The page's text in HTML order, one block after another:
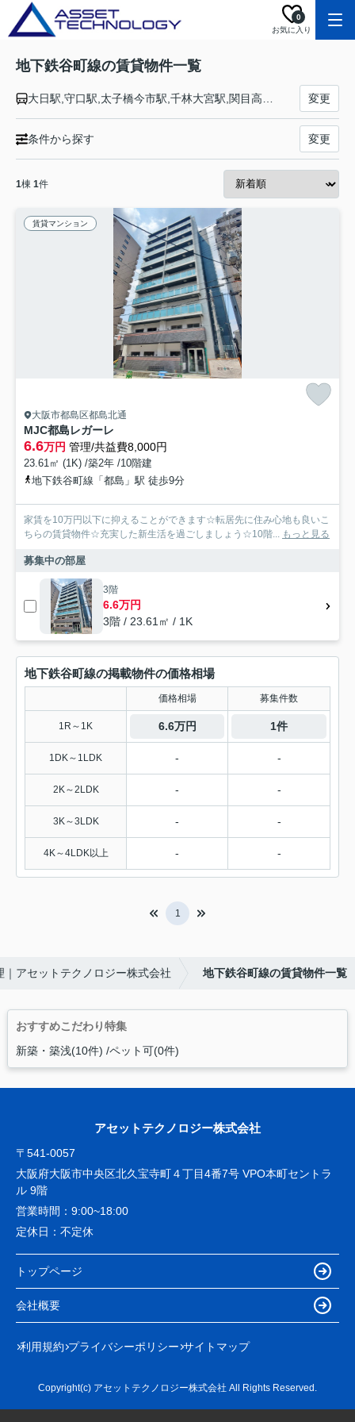
お気に入り
0
地下鉄谷町線の賃貸物件一覧
変更
条件から探す 変更
1棟 1件
賃貸マンション
大阪市都島区都島北通
MJC都島レガーレ
6.6万円 管理/共益費8,000円
23.61㎡ (1K) /築2年 /10階建
地下鉄谷町線「都島」駅 徒歩9分
家賃を10万円以下に抑えることができます☆転居先に住み心地も良いこ
ちらの賃貸物件☆充実した新生活を過ごしましょう☆10階... もっと見る
募集中の部屋
3階
6.6万円
3階 / 23.61㎡ / 1K
地下鉄谷町線の掲載物件の価格相場
価格相場 募集件数
1R～1K 6.6万円 1件
1DK～1LDK - -
2K～2LDK - -
3K～3LDK - -
4K～4LDK以上 - -
1
｜アセットテクノロジー株式会社 地下鉄谷町線の賃貸物件一覧
おすすめこだわり特集
新築・築浅(10件) ペット可(0件)
アセットテクノロジー株式会社
〒541-0057
大阪府大阪市中央区北久宝寺町４丁目4番7号 VPO本町セントラ
ル 9階
営業時間： 9:00~18:00
定休日： 不定休
トップページ
会社概要
利用規約 プライバシーポリシー サイトマップ
Copyright(c) アセットテクノロジー株式会社 All Rights Reserved.